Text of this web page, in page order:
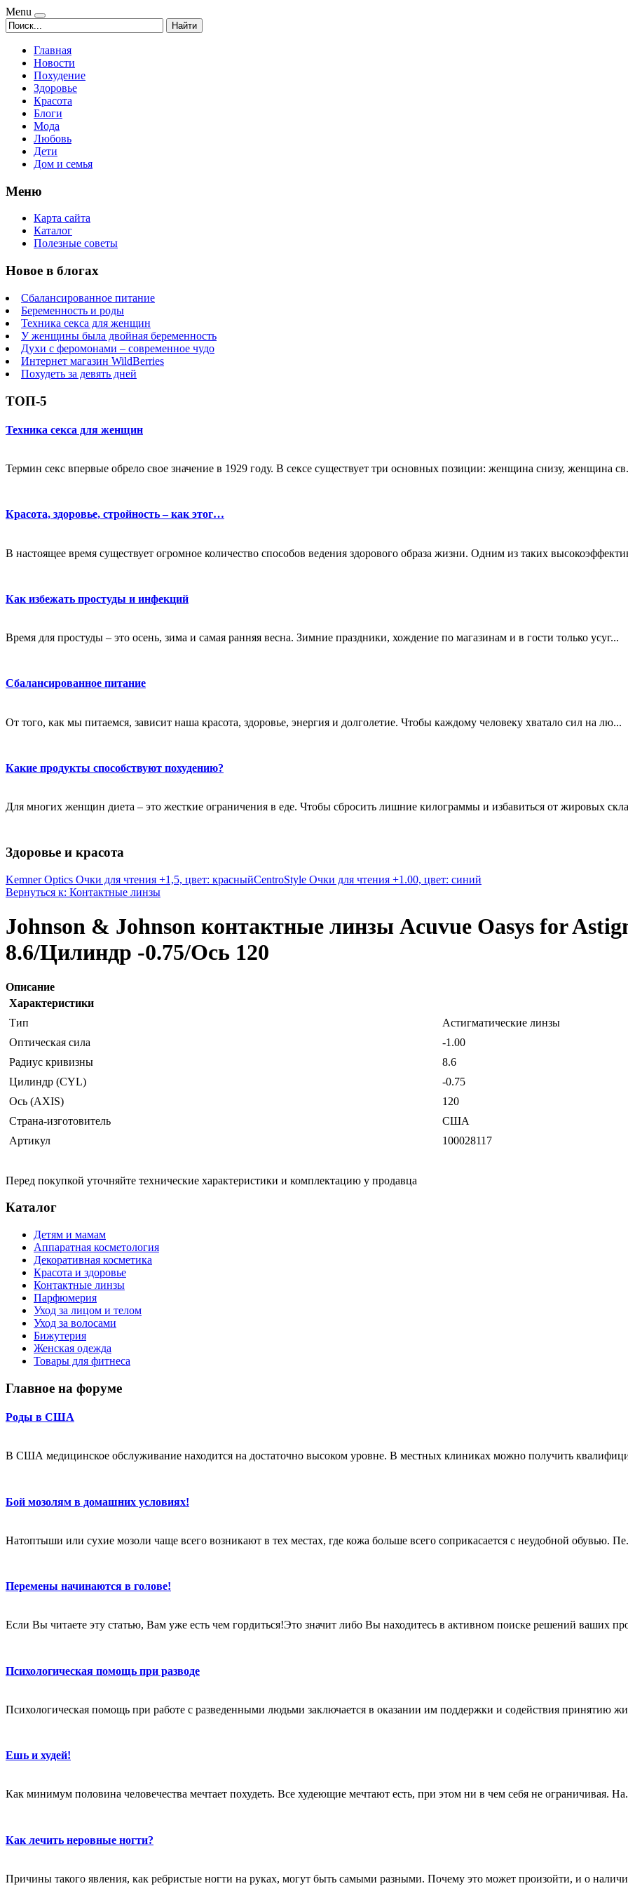
Menu
Найти
Главная
Новости
Похудение
Здоровье
Красота
Блоги
Мода
Любовь
Дети
Дом и семья
Меню
Карта сайта
Каталог
Полезные советы
Новое в блогах
Сбалансированное питание
Беременность и роды
Техника секса для женщин
У женщины была двойная беременность
Духи с феромонами – современное чудо
Интернет магазин WildBerries
Похудеть за девять дней
ТОП-5
Техника секса для женщин
Термин секс впервые обрело свое значение в 1929 году. В сексе существует три основных позиции: женщина снизу, женщина
Красота, здоровье, стройность – как этог…
В настоящее время существует огромное количество способов ведения здорового образа жизни. Одним из таких
Как избежать простуды и инфекций
Время для простуды – это осень, зима и самая ранняя весна. Зимние праздники, хождение по магазинам и в гости только усуг...
Сбалансированное питание
От того, как мы питаемся, зависит наша красота, здоровье, энергия и долголетие. Чтобы каждому человеку хватало сил на лю...
Какие продукты способствуют похудению?
Для многих женщин диета – это жесткие ограничения в еде. Чтобы сбросить лишние килограммы и избавиться от жировых
Здоровье и красота
Kemner Optics Очки для чтения +1,5, цвет: красныйCentroStyle Очки для чтения +1.00, цвет: синий
Вернуться к: Контактные линзы
Johnson & Johnson контактные линзы Acuvue Oasys for
8.6/Цилиндр -0.75/Ось 120
Описание
Характеристики
Тип
Астигматические линзы
Оптическая сила
-1.00
Радиус кривизны
8.6
Цилиндр (CYL)
-0.75
Ось (AXIS)
120
Страна-изготовитель
США
Артикул
100028117
Перед покупкой уточняйте технические характеристики и комплектацию у продавца
Каталог
Детям и мамам
Аппаратная косметология
Декоративная косметика
Красота и здоровье
Контактные линзы
Парфюмерия
Уход за лицом и телом
Уход за волосами
Бижутерия
Женская одежда
Товары для фитнеса
Главное на форуме
Роды в США
В США медицинское обслуживание находится на достаточно высоком уровне. В местных клиниках можно получить
Бой мозолям в домашних условиях!
Натоптыши или сухие мозоли чаще всего возникают в тех местах, где кожа больше всего соприкасается с неудобной обувью.
Перемены начинаются в голове!
Если Вы читаете эту статью, Вам уже есть чем гордиться!Это значит либо Вы находитесь в активном поиске решений ваших
Психологическая помощь при разводе
Психологическая помощь при работе с разведенными людьми заключается в оказании им поддержки и содействия принятию
Ешь и худей!
Как минимум половина человечества мечтает похудеть. Все худеющие мечтают есть, при этом ни в чем себя не ограничивая.
Как лечить неровные ногти?
Причины такого явления, как ребристые ногти на руках, могут быть самыми разными. Почему это может произойти, и о